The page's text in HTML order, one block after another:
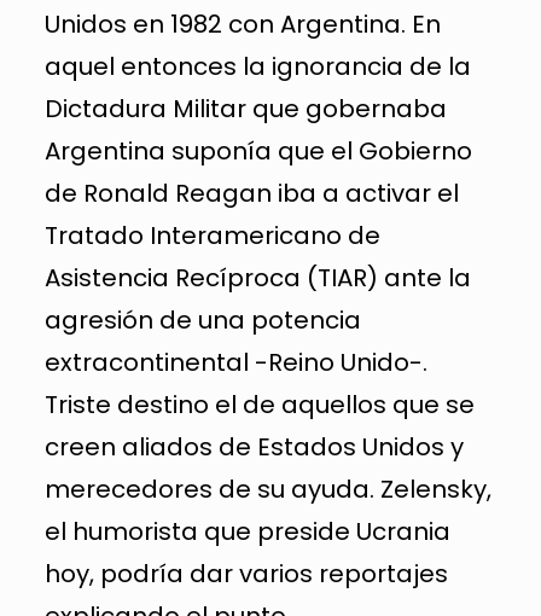
Unidos en 1982 con Argentina. En
aquel entonces la ignorancia de la
Dictadura Militar que gobernaba
Argentina suponía que el Gobierno
de Ronald Reagan iba a activar el
Tratado Interamericano de
Asistencia Recíproca (TIAR) ante la
agresión de una potencia
extracontinental -Reino Unido-.
Triste destino el de aquellos que se
creen aliados de Estados Unidos y
merecedores de su ayuda. Zelensky,
el humorista que preside Ucrania
hoy, podría dar varios reportajes